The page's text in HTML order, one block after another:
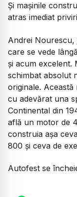
Și mașinile
atras imediat
Andrei Nourescu,
care se vede
și acum excelent.
schimbat absolut
originale. Această
cu adevărat una
Continental din
află un motor de
construia așa
800 și ceva de
Autofest se